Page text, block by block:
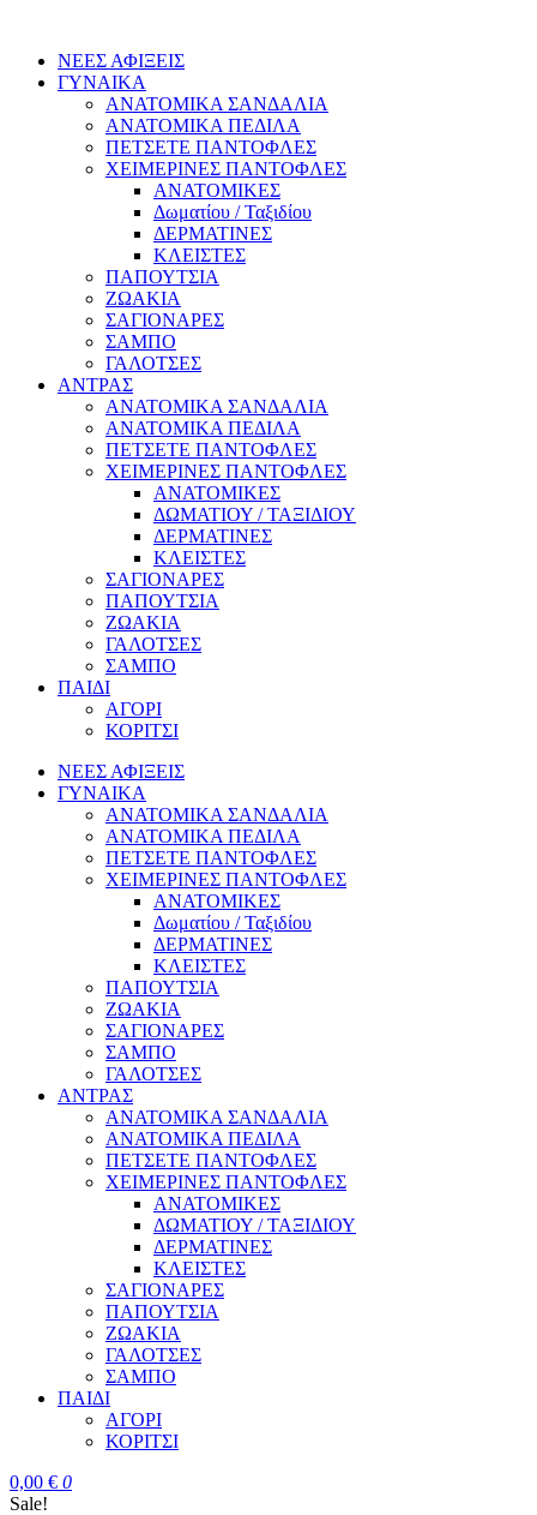
ΝΕΕΣ ΑΦΙΞΕΙΣ
ΓΥΝΑΙΚΑ
ΑΝΑΤΟΜΙΚΑ ΣΑΝΔΑΛΙΑ
ΑΝΑΤΟΜΙΚΑ ΠΕΔΙΛΑ
ΠΕΤΣΕΤΕ ΠΑΝΤΟΦΛΕΣ
ΧΕΙΜΕΡΙΝΕΣ ΠΑΝΤΟΦΛΕΣ
ΑΝΑΤΟΜΙΚΕΣ
Δωματίου / Ταξιδίου
ΔΕΡΜΑΤΙΝΕΣ
ΚΛΕΙΣΤΕΣ
ΠΑΠΟΥΤΣΙΑ
ΖΩΑΚΙΑ
ΣΑΓΙΟΝΑΡΕΣ
ΣΑΜΠΟ
ΓΑΛΟΤΣΕΣ
ΑΝΤΡΑΣ
ΑΝΑΤΟΜΙΚΑ ΣΑΝΔΑΛΙΑ
ΑΝΑΤΟΜΙΚΑ ΠΕΔΙΛΑ
ΠΕΤΣΕΤΕ ΠΑΝΤΟΦΛΕΣ
ΧΕΙΜΕΡΙΝΕΣ ΠΑΝΤΟΦΛΕΣ
ΑΝΑΤΟΜΙΚΕΣ
ΔΩΜΑΤΙΟΥ / ΤΑΞΙΔΙΟΥ
ΔΕΡΜΑΤΙΝΕΣ
ΚΛΕΙΣΤΕΣ
ΣΑΓΙΟΝΑΡΕΣ
ΠΑΠΟΥΤΣΙΑ
ΖΩΑΚΙΑ
ΓΑΛΟΤΣΕΣ
ΣΑΜΠΟ
ΠΑΙΔΙ
ΑΓΟΡΙ
ΚΟΡΙΤΣΙ
ΝΕΕΣ ΑΦΙΞΕΙΣ
ΓΥΝΑΙΚΑ
ΑΝΑΤΟΜΙΚΑ ΣΑΝΔΑΛΙΑ
ΑΝΑΤΟΜΙΚΑ ΠΕΔΙΛΑ
ΠΕΤΣΕΤΕ ΠΑΝΤΟΦΛΕΣ
ΧΕΙΜΕΡΙΝΕΣ ΠΑΝΤΟΦΛΕΣ
ΑΝΑΤΟΜΙΚΕΣ
Δωματίου / Ταξιδίου
ΔΕΡΜΑΤΙΝΕΣ
ΚΛΕΙΣΤΕΣ
ΠΑΠΟΥΤΣΙΑ
ΖΩΑΚΙΑ
ΣΑΓΙΟΝΑΡΕΣ
ΣΑΜΠΟ
ΓΑΛΟΤΣΕΣ
ΑΝΤΡΑΣ
ΑΝΑΤΟΜΙΚΑ ΣΑΝΔΑΛΙΑ
ΑΝΑΤΟΜΙΚΑ ΠΕΔΙΛΑ
ΠΕΤΣΕΤΕ ΠΑΝΤΟΦΛΕΣ
ΧΕΙΜΕΡΙΝΕΣ ΠΑΝΤΟΦΛΕΣ
ΑΝΑΤΟΜΙΚΕΣ
ΔΩΜΑΤΙΟΥ / ΤΑΞΙΔΙΟΥ
ΔΕΡΜΑΤΙΝΕΣ
ΚΛΕΙΣΤΕΣ
ΣΑΓΙΟΝΑΡΕΣ
ΠΑΠΟΥΤΣΙΑ
ΖΩΑΚΙΑ
ΓΑΛΟΤΣΕΣ
ΣΑΜΠΟ
ΠΑΙΔΙ
ΑΓΟΡΙ
ΚΟΡΙΤΣΙ
0,00 € 0
Sale!